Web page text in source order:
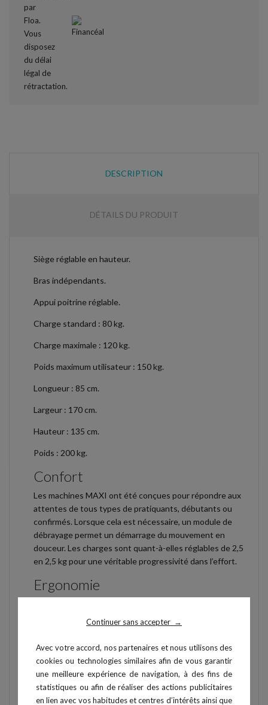
Continuer sans accepter →
Avec votre accord, nos partenaires et nous utilisons des
cookies ou technologies similaires afin de vous garantir
une meilleure expérience de navigation, à des fins de
statistiques ou afin de réaliser des actions publicitaires
en lien avec vos habitudes et centres d’intérêts ainsi que
DESCRIPTION
DÉTAILS DU PRODUIT
Siège réglable en hauteur.
Bras indépendants.
Appui poitrine réglable.
Charge standard : 80 kg.
Charge maximale : 120 kg.
Poids maximum utilisateur : 150 kg.
Longueur : 85 cm.
Largeur : 170 cm.
Hauteur : 135 cm.
Poids : 200 kg.
Confort
Les machines MAXI ont été conçues pour répondre aux
attentes de tous types de pratiquants, débutants ou
confirmés. Lorsque cela est nécessaire, un module de
débrayage permet un démarrage du mouvement en
douceur. Les charges sont quant-à-elles réglables de 2,5
en 2,5 kg pour une véritable progressivité dans l’effort.
Ergonomie
sport de haut-niveau, les machines MAXI répondent aux
offrent un grand nombre de réglages : angles, plateaux,
dossiers, assises...
Personnalisation
En option, possibilité de choisir des couleurs différentes